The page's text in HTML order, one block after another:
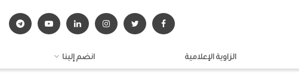
الزاوية الإعلامية انضم إلينا